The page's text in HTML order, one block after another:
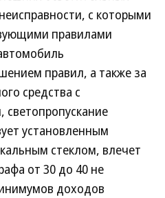
с которыми
правилами
правил, а также за
средства с
установленным
стеклом, влечет
от 30 до 40 не
доходов